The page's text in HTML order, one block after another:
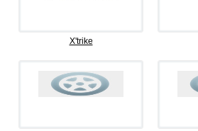
X'trike